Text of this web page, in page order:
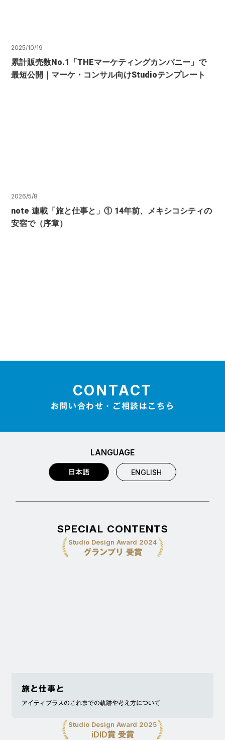
2025/10/19
累計販売数No.1「THEマーケティングカンパニー」で
最短公開｜マーケ・コンサル向けStudioテンプレート
2026/5/8
note 連載「旅と仕事と」① 14年前、メキシコシティの
安宿で（序章）
CONTACT
お問い合わせ・ご相談はこちら
LANGUAGE
日本語 ENGLISH
SPECIAL CONTENTS
Studio Design Award 2024
グランプリ 受賞
旅と仕事と
アイティプラスのこれまでの軌跡や考え方について
Studio Design Award 2025
iDID賞 受賞